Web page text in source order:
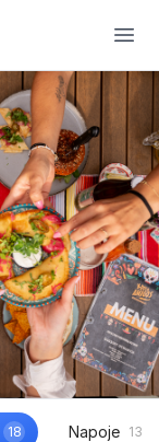
18 Napoje 13